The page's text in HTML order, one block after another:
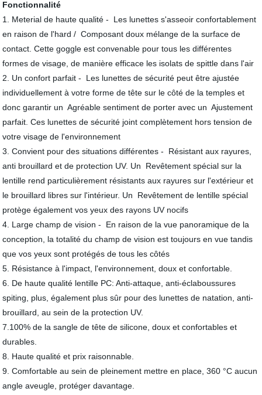
Fonctionnalité
1. Meterial de haute qualité - Les lunettes s'asseoir confortablement
en raison de l'hard / Composant doux mélange de la surface de
contact. Cette goggle est convenable pour tous les différentes
formes de visage, de manière efficace les isolats de spittle dans l'air
2. Un confort parfait - Les lunettes de sécurité peut être ajustée
individuellement à votre forme de tête sur le côté de la temples et
donc garantir un Agréable sentiment de porter avec un Ajustement
parfait. Ces lunettes de sécurité joint complètement hors tension de
votre visage de l'environnement
3. Convient pour des situations différentes - Résistant aux rayures,
anti brouillard et de protection UV. Un Revêtement spécial sur la
lentille rend particulièrement résistants aux rayures sur l'extérieur et
le brouillard libres sur l'intérieur. Un Revêtement de lentille spécial
protège également vos yeux des rayons UV nocifs
4. Large champ de vision - En raison de la vue panoramique de la
conception, la totalité du champ de vision est toujours en vue tandis
que vos yeux sont protégés de tous les côtés
5. Résistance à l'impact, l'environnement, doux et confortable.
6. De haute qualité lentille PC: Anti-attaque, anti-éclaboussures
spiting, plus, également plus sûr pour des lunettes de natation, anti-
brouillard, au sein de la protection UV.
7.100% de la sangle de tête de silicone, doux et confortables et
durables.
8. Haute qualité et prix raisonnable.
9. Comfortable au sein de pleinement mettre en place, 360 °C aucun
angle aveugle, protéger davantage.